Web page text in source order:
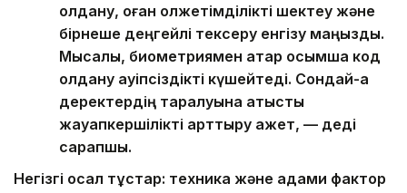
қолдану, оған қолжетімділікті шектеу және
бірнеше деңгейлі тексеру енгізу маңызды.
Мысалы, биометриямен қатар қосымша код
қолдану қауіпсіздікті күшейтеді. Сондай-ақ
деректердің таралуына қатысты
жауапкершілікті арттыру қажет, — деді
сарапшы.
Негізгі осал тұстар: техника және адами фактор